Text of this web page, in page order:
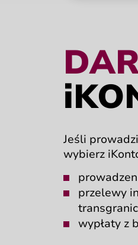
i
Jeśli
wybierz
przelewy
wypłaty z